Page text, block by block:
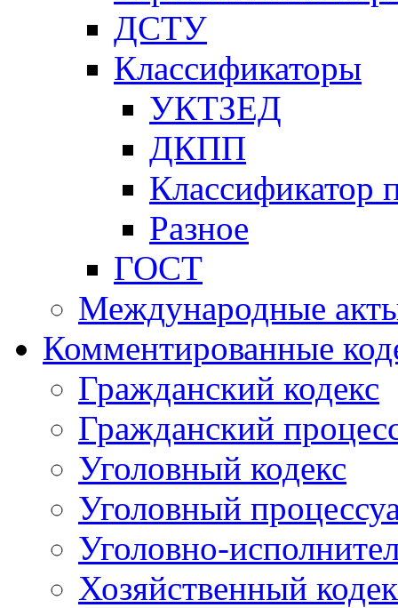
ДСТУ
Классификаторы
УКТЗЕД
ДКПП
Классификатор
Разное
ГОСТ
Международные
Комментированные
Гражданский кодекс
Гражданский
Уголовный кодекс
Уголовный
Уголовно-
Хозяйственный